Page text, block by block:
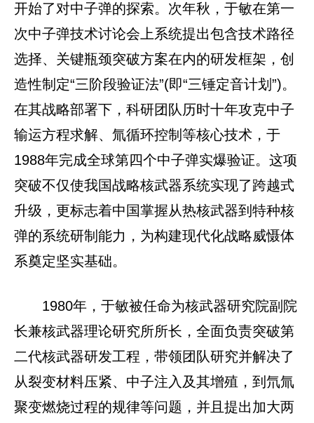
开始了对中子弹的探索。次年秋，于敏在第一
次中子弹技术讨论会上系统提出包含技术路径
选择、关键瓶颈突破方案在内的研发框架，创
造性制定“三阶段验证法”(即“三锤定音计划”)。
在其战略部署下，科研团队历时十年攻克中子
输运方程求解、氚循环控制等核心技术，于
1988年完成全球第四个中子弹实爆验证。这项
突破不仅使我国战略核武器系统实现了跨越式
升级，更标志着中国掌握从热核武器到特种核
弹的系统研制能力，为构建现代化战略威慑体
系奠定坚实基础。
1980年，于敏被任命为核武器研究院副院
长兼核武器理论研究所所长，全面负责突破第
二代核武器研发工程，带领团队研究并解决了
从裂变材料压紧、中子注入及其增殖，到氘氚
聚变燃烧过程的规律等问题，并且提出加大两